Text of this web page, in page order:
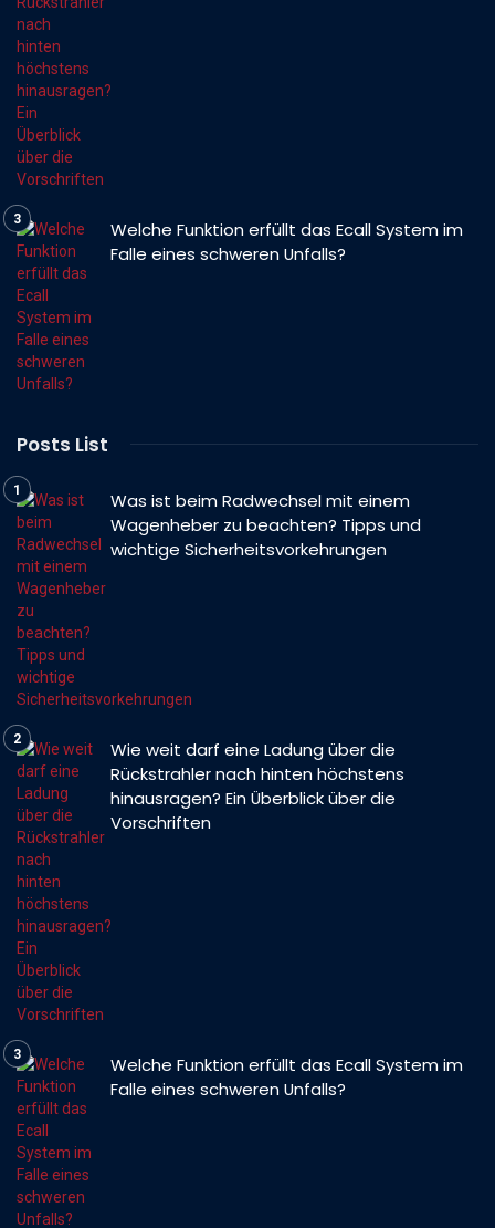
Welche Funktion erfüllt das Ecall System im
Falle eines schweren Unfalls?
Posts List
Was ist beim Radwechsel mit einem
Wagenheber zu beachten? Tipps und
wichtige Sicherheitsvorkehrungen
Wie weit darf eine Ladung über die
Rückstrahler nach hinten höchstens
hinausragen? Ein Überblick über die
Vorschriften
Welche Funktion erfüllt das Ecall System im
Falle eines schweren Unfalls?